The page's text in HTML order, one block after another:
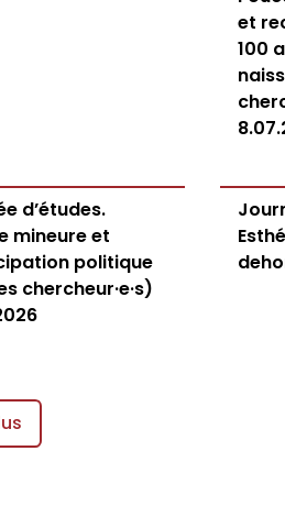
et
100
d’études.
mineure et
politique
chercheur·e·s)